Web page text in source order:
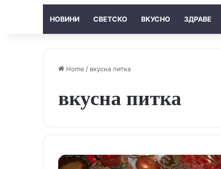
НОВИНИ СВЕТСКО ВКУСНО ЗДРАВЕ
Home / вкусна питка
вкусна питка